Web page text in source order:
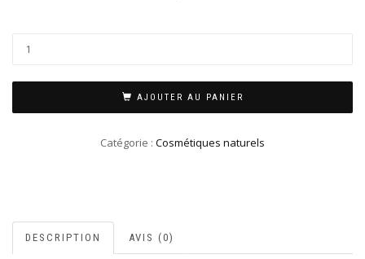
AJOUTER AU PANIER
Catégorie : Cosmétiques naturels
DESCRIPTION AVIS (0)